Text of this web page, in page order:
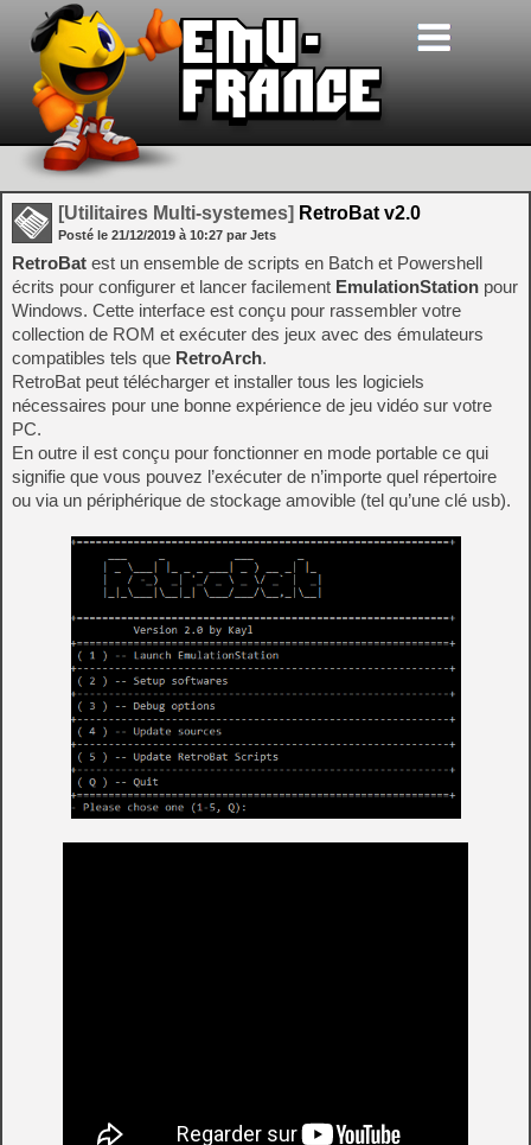
[Utilitaires Multi-systemes] RetroBat v2.0
Posté le 21/12/2019 à 10:27 par Jets
RetroBat est un ensemble de scripts en Batch et Powershell
écrits pour configurer et lancer facilement EmulationStation pour
Windows. Cette interface est conçu pour rassembler votre
collection de ROM et exécuter des jeux avec des émulateurs
compatibles tels que RetroArch.
RetroBat peut télécharger et installer tous les logiciels
nécessaires pour une bonne expérience de jeu vidéo sur votre
PC.
En outre il est conçu pour fonctionner en mode portable ce qui
signifie que vous pouvez l’exécuter de n’importe quel répertoire
ou via un périphérique de stockage amovible (tel qu’une clé usb).